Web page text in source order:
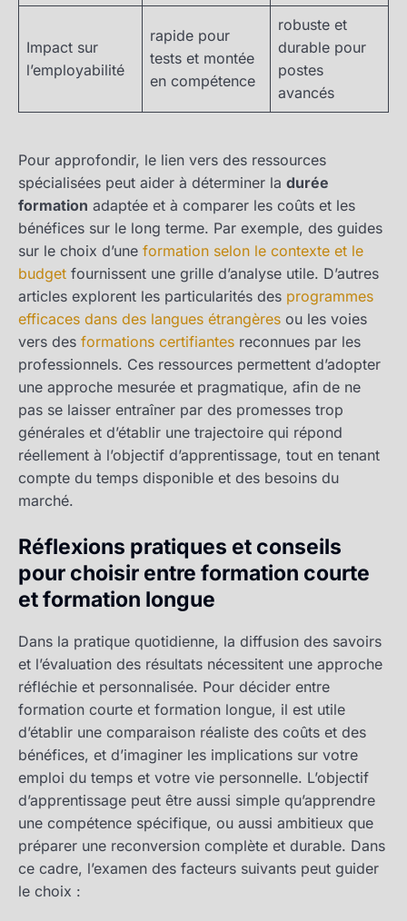
Impact sur
l’employabilité
rapide pour
tests et montée
en compétence
robuste et
durable pour
postes
avancés
Pour approfondir, le lien vers des ressources
spécialisées peut aider à déterminer la durée
formation adaptée et à comparer les coûts et les
bénéfices sur le long terme. Par exemple, des guides
sur le choix d’une formation selon le contexte et le
budget fournissent une grille d’analyse utile. D’autres
articles explorent les particularités des programmes
efficaces dans des langues étrangères ou les voies
vers des formations certifiantes reconnues par les
professionnels. Ces ressources permettent d’adopter
une approche mesurée et pragmatique, afin de ne
pas se laisser entraîner par des promesses trop
générales et d’établir une trajectoire qui répond
réellement à l’objectif d’apprentissage, tout en tenant
compte du temps disponible et des besoins du
marché.
Réflexions pratiques et conseils
pour choisir entre formation courte
et formation longue
Dans la pratique quotidienne, la diffusion des savoirs
et l’évaluation des résultats nécessitent une approche
réfléchie et personnalisée. Pour décider entre
formation courte et formation longue, il est utile
d’établir une comparaison réaliste des coûts et des
bénéfices, et d’imaginer les implications sur votre
emploi du temps et votre vie personnelle. L’objectif
d’apprentissage peut être aussi simple qu’apprendre
une compétence spécifique, ou aussi ambitieux que
préparer une reconversion complète et durable. Dans
ce cadre, l’examen des facteurs suivants peut guider
le choix :